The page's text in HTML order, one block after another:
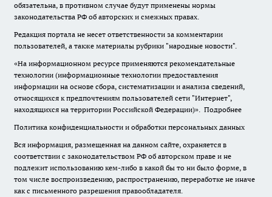
обязательна, в противном случае будут применены нормы
законодательства РФ об авторских и смежных правах.
Редакция портала не несет ответственности за комментарии
пользователей, а также материалы рубрики "народные новости".
«На информационном ресурсе применяются рекомендательные
технологии (информационные технологии предоставления
информации на основе сбора, систематизации и анализа сведений,
относящихся к предпочтениям пользователей сети "Интернет",
находящихся на территории Российской Федерации)». Подробнее
Политика конфиденциальности и обработки персональных данных
Вся информация, размещенная на данном сайте, охраняется в
соответствии с законодательством РФ об авторском праве и не
подлежит использованию кем-либо в какой бы то ни было форме, в
том числе воспроизведению, распространению, переработке не иначе
как с письменного разрешения правообладателя.